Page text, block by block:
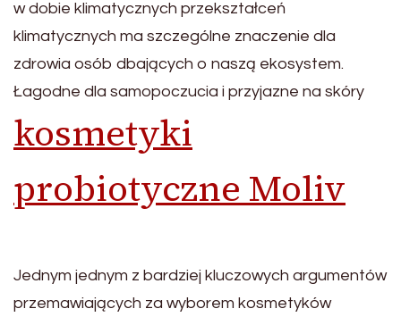
w dobie klimatycznych przekształceń
klimatycznych ma szczególne znaczenie dla
zdrowia osób dbających o naszą ekosystem.
Łagodne dla samopoczucia i przyjazne na skóry
kosmetyki
probiotyczne Moliv
Jednym jednym z bardziej kluczowych argumentów
przemawiających za wyborem kosmetyków